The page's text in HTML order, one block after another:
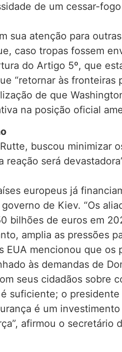
de um cessar-
sua atenção para
caso tropas fossem
do Artigo 5º, que
“retornar às
de que
na posição oficial
buscou minimizar
reação será
europeus já
de Kiev. “Os
bilhões de euros em
amplia as pressões
EUA mencionou que
às demandas de
seus cidadãos sobre
suficiente; o
é um
afirmou o